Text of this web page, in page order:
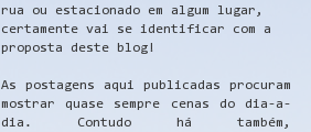
rua ou estacionado em algum lugar,
certamente vai se identificar com a
proposta deste blog!
As postagens aqui publicadas procuram
mostrar quase sempre cenas do dia-a-
dia. Contudo há também,